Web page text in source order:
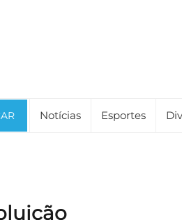
Notícias Esportes